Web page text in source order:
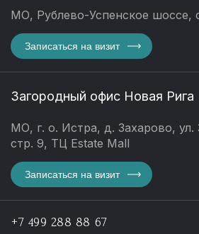
МО, Рублево-Успенское шоссе,
Записаться на визит
Загородный офис Новая Рига
МО, г. о. Истра, д. Захарово, ул.
стр. 9, ТЦ Estate Mall
Записаться на визит
+7 499 288 88 67